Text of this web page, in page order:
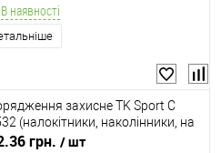
В наявності
захисне TK Sport C
(налокітники, наколінники, на
2 кольори)
грн. / шт